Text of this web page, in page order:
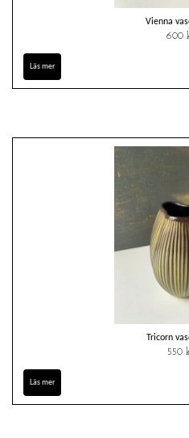
Vienna
600
Läs mer
Tricorn
550
Läs mer